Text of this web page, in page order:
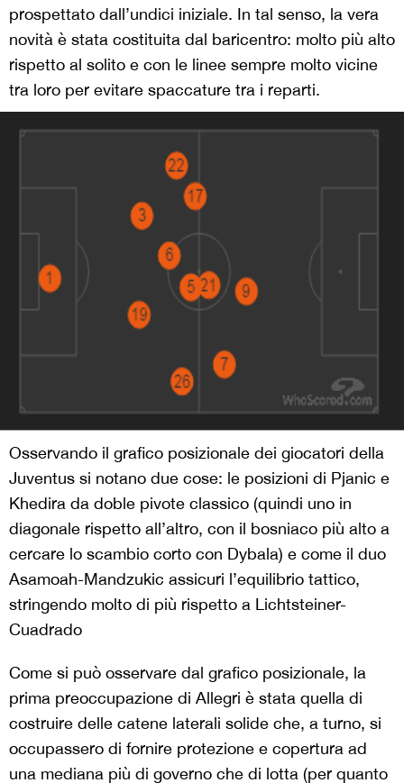
prospettato dall’undici iniziale. In tal senso, la vera
novità è stata costituita dal baricentro: molto più alto
rispetto al solito e con le linee sempre molto vicine
tra loro per evitare spaccature tra i reparti.
Osservando il grafico posizionale dei giocatori della
Juventus si notano due cose: le posizioni di Pjanic e
Khedira da doble pivote classico (quindi uno in
diagonale rispetto all’altro, con il bosniaco più alto a
cercare lo scambio corto con Dybala) e come il duo
Asamoah-Mandzukic assicuri l’equilibrio tattico,
stringendo molto di più rispetto a Lichtsteiner-
Cuadrado
Come si può osservare dal grafico posizionale, la
prima preoccupazione di Allegri è stata quella di
costruire delle catene laterali solide che, a turno, si
occupassero di fornire protezione e copertura ad
una mediana più di governo che di lotta (per quanto